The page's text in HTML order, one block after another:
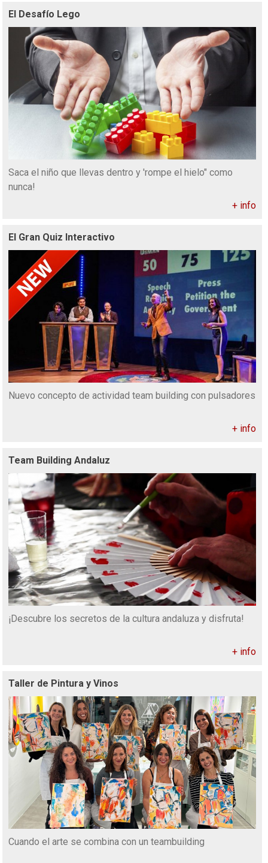
El Desafío Lego
Saca el niño que llevas dentro y 'rompe el hielo" como
nunca!
+ info
El Gran Quiz Interactivo
Nuevo concepto de actividad team building con pulsadores
+ info
Team Building Andaluz
¡Descubre los secretos de la cultura andaluza y disfruta!
+ info
Taller de Pintura y Vinos
Cuando el arte se combina con un teambuilding